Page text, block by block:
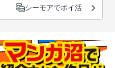
シーモアでポイ活